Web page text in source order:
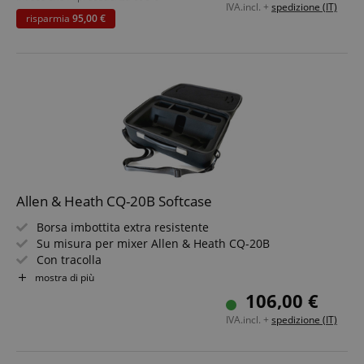
IVA.incl. + spedizione (IT)
risparmia 95,00 €
Allen & Heath CQ-20B Softcase
Borsa imbottita extra resistente
Su misura per mixer Allen & Heath CQ-20B
Con tracolla
Colore: nero
mostra di più
106,00 €
IVA.incl. + spedizione (IT)
.kirstein.it
sid
Google Privacy Policy